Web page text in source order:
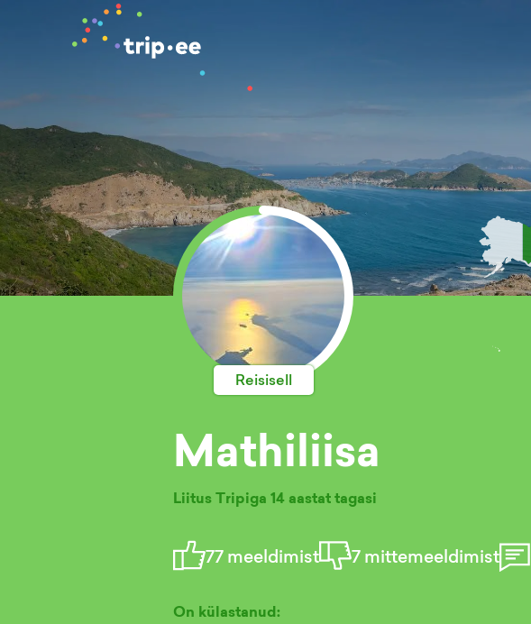
Reisisell
Mathiliisa
Liitus Tripiga 14 aastat tagasi
77meeldimist 7mittemeeldimist
On külastanud: